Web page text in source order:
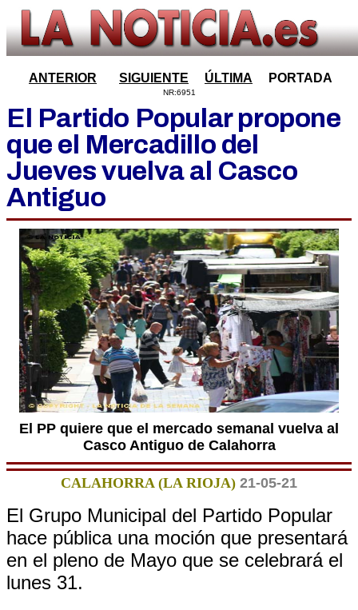
ANTERIOR SIGUIENTE ÚLTIMA PORTADA
NR:6951
El Partido Popular propone
que el Mercadillo del
Jueves vuelva al Casco
Antiguo
El PP quiere que el mercado semanal vuelva al
Casco Antiguo de Calahorra
CALAHORRA (LA RIOJA) 21-05-21
El Grupo Municipal del Partido Popular
hace pública una moción que presentará
en el pleno de Mayo que se celebrará el
lunes 31.